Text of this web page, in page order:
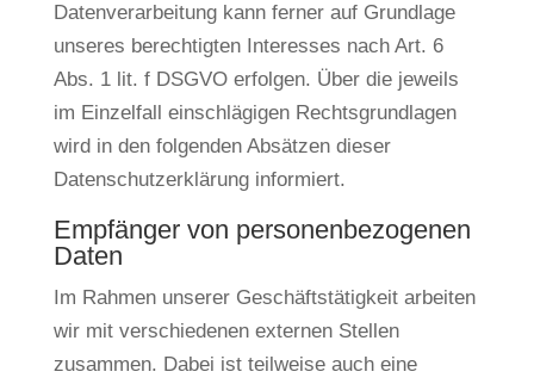
Datenverarbeitung kann ferner auf Grundlage
unseres berechtigten Interesses nach Art. 6
Abs. 1 lit. f DSGVO erfolgen. Über die jeweils
im Einzelfall einschlägigen Rechtsgrundlagen
wird in den folgenden Absätzen dieser
Datenschutzerklärung informiert.
Empfänger von personenbezogenen
Daten
Im Rahmen unserer Geschäftstätigkeit arbeiten
wir mit verschiedenen externen Stellen
zusammen. Dabei ist teilweise auch eine